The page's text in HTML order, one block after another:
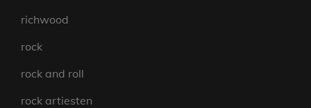
richwood
rock
rock and roll
rock artiesten